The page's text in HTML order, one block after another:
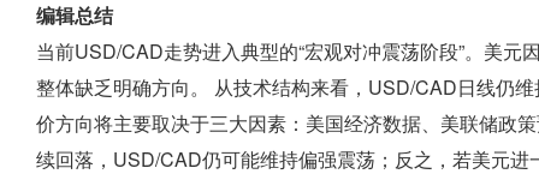
编辑总结
当前USD/CAD走势进入典型的“宏观对冲震荡阶段”。美
整体缺乏明确方向。 从技术结构来看，USD/CAD日线仍
价方向将主要取决于三大因素：美国经济数据、美联储政
续回落，USD/CAD仍可能维持偏强震荡；反之，若美元